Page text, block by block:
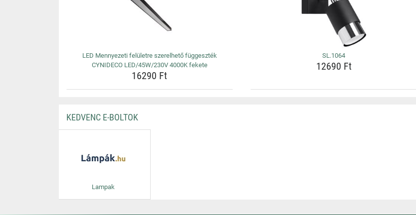
LED Mennyezeti felületre szerelhető függeszték
CYNIDECO LED/45W/230V 4000K fekete
16290 Ft
SL.1064
12690 Ft
KEDVENC E-BOLTOK
Lampak